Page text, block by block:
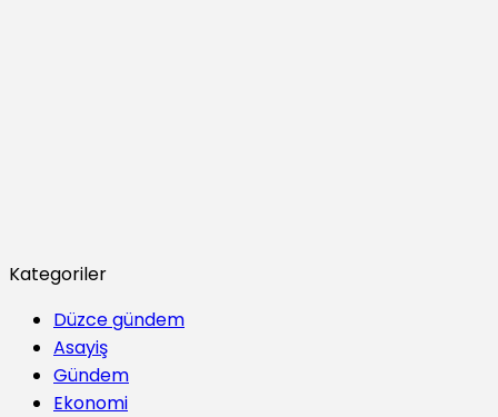
Kategoriler
Düzce gündem
Asayiş
Gündem
Ekonomi